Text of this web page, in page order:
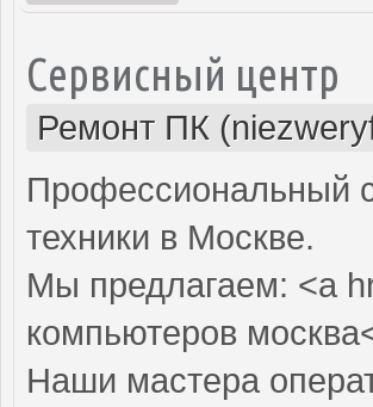
Сервисный центр
Ремонт ПК
Профессиональный
техники в Москве.
Мы предлагаем: <a
компьютеров
Наши мастера